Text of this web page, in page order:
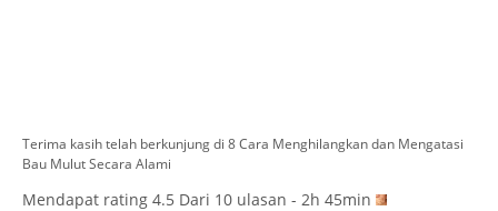
Terima kasih telah berkunjung di 8 Cara Menghilangkan dan Mengatasi
Bau Mulut Secara Alami
Mendapat rating 4.5 Dari 10 ulasan - 2h 45min